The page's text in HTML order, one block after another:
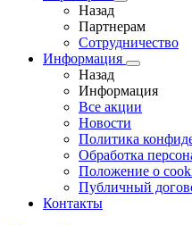
Назад
Партнерам
Сотрудничество
Информация
Назад
Информация
Все акции
Новости
Политика
Обработка
Положение о
Публичный
Контакты